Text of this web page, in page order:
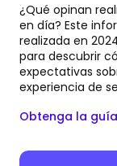
¿Qué opinan
en día? Este
realizada en
para descubrir
expectativas
experiencia de
Obtenga la guía